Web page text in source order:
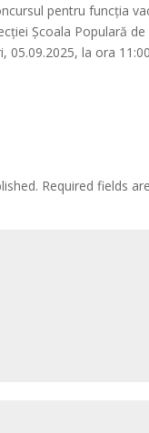
pentru funcția
Școala Populară de
05.09.2025, la ora
Required fields